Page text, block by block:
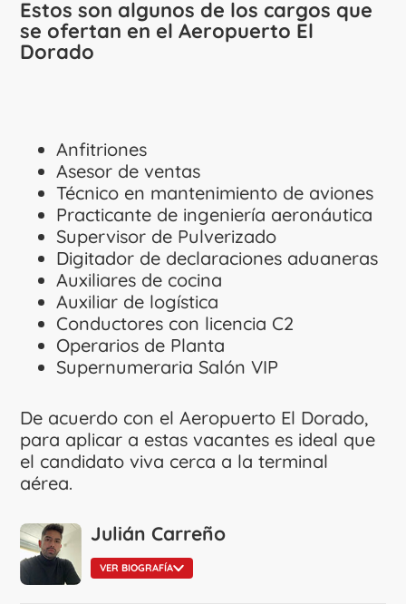
Estos son algunos de los cargos que
se ofertan en el Aeropuerto El
Dorado
Anfitriones
Asesor de ventas
Técnico en mantenimiento de aviones
Practicante de ingeniería aeronáutica
Supervisor de Pulverizado
Digitador de declaraciones aduaneras
Auxiliares de cocina
Auxiliar de logística
Conductores con licencia C2
Operarios de Planta
Supernumeraria Salón VIP
De acuerdo con el Aeropuerto El Dorado,
para aplicar a estas vacantes es ideal que
el candidato viva cerca a la terminal
aérea.
Julián Carreño
VER BIOGRAFÍA